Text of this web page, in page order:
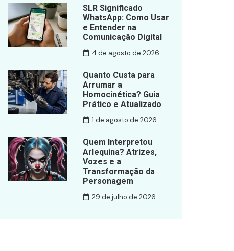
SLR Significado
WhatsApp: Como Usar
e Entender na
Comunicação Digital
4 de agosto de 2026
Quanto Custa para
Arrumar a
Homocinética? Guia
Prático e Atualizado
1 de agosto de 2026
Quem Interpretou
Arlequina? Atrizes,
Vozes e a
Transformação da
Personagem
29 de julho de 2026